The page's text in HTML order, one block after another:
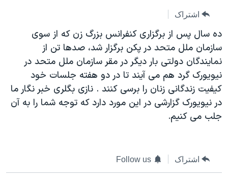
جهش
جستجوویژه برنامه‌ها
ویدیوها
فرهنگ و زندگی
حقوق شهروندی
اقتصادی
اسرائیل در جنگ
گالری عکس
۲۵۰سالگی آمریکا
بایگانی برنامه‌های تلویزیونی
مستندها
انتخابات ریاست جمهوری آمریکا ۲۰۲۴
حمله جمهوری اسلامی به اسرائیل
ورزش زنان در ایران
اعتراضات زن، زندگی، آزادی
فرکانس‌های صدای آمریکا
یادگیری زبان انگلیسی
دنبال کنید
اشتراک
ده سال پس از برگزاری کنفرانس بزرگ زن که از سوی
سازمان ملل متحد در پکن برگزار شد، صدها تن از
نمايندگان دولتی بار ديگر در مقر سازمان ملل متحد در
نيويورک گرد هم می آيند تا در دو هفته جلسات خود
کيفيت زندگانی زنان را برسی کنند . نازی بگلری خبر نگار ما
در نيويورک گزارشی در اين مورد دارد که توجه شما را به آن
جلب می کنيم.
اشتراک Follow us